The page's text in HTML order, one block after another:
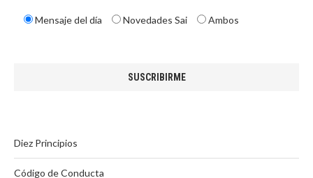
Mensaje del día Novedades Sai Ambos
Diez Principios
Código de Conducta